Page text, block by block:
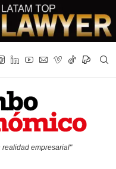
realidad empresarial"